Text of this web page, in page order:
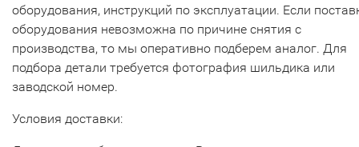
оборудования, инструкций по эксплуатации. Если
оборудования невозможна по причине снятия с
производства, то мы оперативно подберем аналог. Для
подбора детали требуется фотография шильдика или
заводской номер.
Условия доставки: